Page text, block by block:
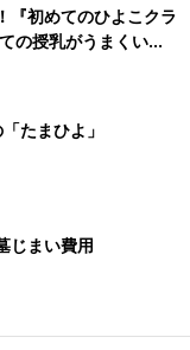
という声はよく聞
！』と言いながら、
ンなしでは生活で
のか…なんて不安を
います。
、骨盤底筋群、腹
を受けているので
の交通事故と同じ
『初めてのひよこクラ
の授乳がうまくい
夏のトラブル 解決テ
たまひよ」
じまい費用